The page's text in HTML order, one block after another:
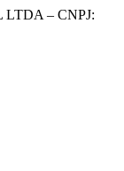
LTDA – CNPJ: